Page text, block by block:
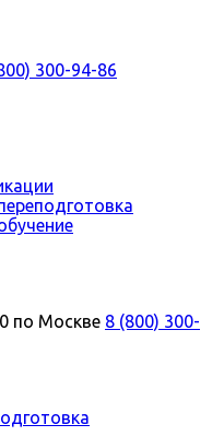
300-94-86
по Москве 8 (800) 300-